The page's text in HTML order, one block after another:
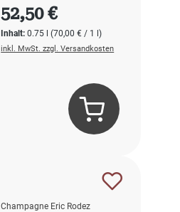
Inhalt:0.75 l(70,00 € / 1 l)
Regulärer Preis:
52,50 €
inkl. MwSt. zzgl. Versandkosten
Champagne Eric Rodez